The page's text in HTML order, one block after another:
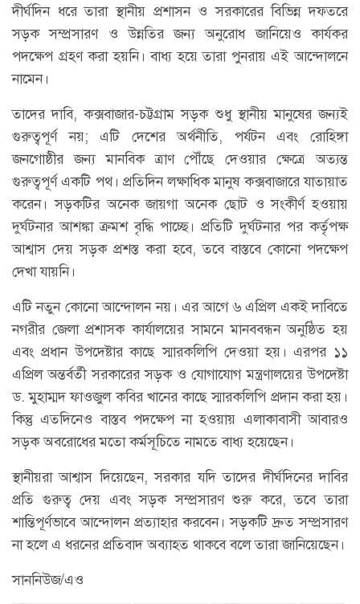
দীর্ঘদিন ধরে তারা স্থানীয় প্রশাসন ও সরকারের বিভিন্ন দফতরে
সড়ক সম্প্রসারণ ও উন্নতির জন্য অনুরোধ জানিয়েও কার্যকর
পদক্ষেপ গ্রহণ করা হয়নি। বাধ্য হয়ে তারা পুনরায় এই আন্দোলনে
নামেন।
তাদের দাবি, কক্সবাজার-চট্টগ্রাম সড়ক শুধু স্থানীয় মানুষের জন্যই
গুরুত্বপূর্ণ নয়; এটি দেশের অর্থনীতি, পর্যটন এবং রোহিঙ্গা
জনগোষ্ঠীর জন্য মানবিক ত্রাণ পৌঁছে দেওয়ার ক্ষেত্রে অত্যন্ত
গুরুত্বপূর্ণ একটি পথ। প্রতিদিন লক্ষাধিক মানুষ কক্সবাজারে যাতায়াত
করেন। সড়কটির অনেক জায়গা অনেক ছোট ও সংকীর্ণ হওয়ায়
দুর্ঘটনার আশঙ্কা ক্রমশ বৃদ্ধি পাচ্ছে। প্রতিটি দুর্ঘটনার পর কর্তৃপক্ষ
আশ্বাস দেয় সড়ক প্রশস্ত করা হবে, তবে বাস্তবে কোনো পদক্ষেপ
দেখা যায়নি।
এটি নতুন কোনো আন্দোলন নয়। এর আগে ৬ এপ্রিল একই দাবিতে
নগরীর জেলা প্রশাসক কার্যালয়ের সামনে মানববন্ধন অনুষ্ঠিত হয়
এবং প্রধান উপদেষ্টার কাছে স্মারকলিপি দেওয়া হয়। এরপর ১১
এপ্রিল অন্তর্বর্তী সরকারের সড়ক ও যোগাযোগ মন্ত্রণালয়ের উপদেষ্টা
ড. মুহাম্মদ ফাওজুল কবির খানের কাছে স্মারকলিপি প্রদান করা হয়।
কিন্তু এতদিনেও বাস্তব পদক্ষেপ না হওয়ায় এলাকাবাসী আবারও
সড়ক অবরোধের মতো কর্মসূচিতে নামতে বাধ্য হয়েছেন।
স্থানীয়রা আশ্বাস দিয়েছেন, সরকার যদি তাদের দীর্ঘদিনের দাবির
প্রতি গুরুত্ব দেয় এবং সড়ক সম্প্রসারণ শুরু করে, তবে তারা
শান্তিপূর্ণভাবে আন্দোলন প্রত্যাহার করবেন। সড়কটি দ্রুত সম্প্রসারণ
না হলে এ ধরনের প্রতিবাদ অব্যাহত থাকবে বলে তারা জানিয়েছেন।
সাননিউজ/এও